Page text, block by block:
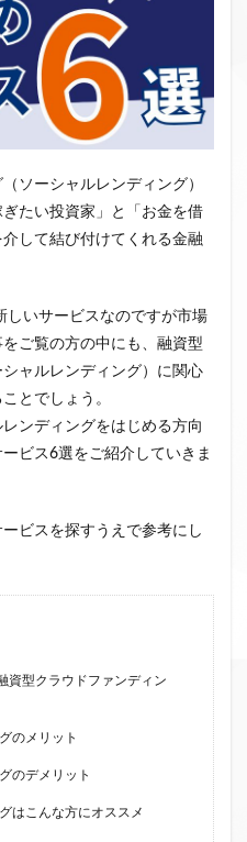
ソーシャルレンディング）
たい投資家」と「お金を借
して結び付けてくれる金融
しいサービスなのですが市場
ご覧の方の中にも、融資型
ャルレンディング）に関心
とでしょう。
ンディングをはじめる方向
ビス6選をご紹介していきま
ビスを探すうえで参考にし
資型クラウドファンディン
のメリット
のデメリット
はこんな方にオススメ
系統用蓄電池
入
事業者一覧
ラウドファンディング
CrowdShip Funding
セミナー アンケート
Channel
ング 法律理解
サービス提供開始
ング協会